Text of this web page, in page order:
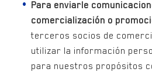
Para enviarle
comercialización o
terceros socios de
utilizar la información
para nuestros propósitos